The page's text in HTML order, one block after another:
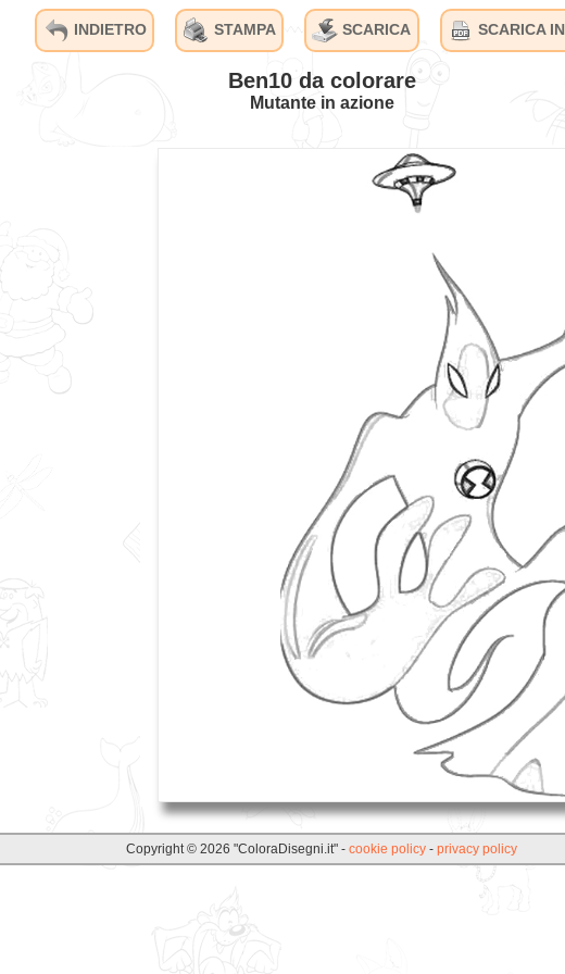
INDIETRO STAMPA SCARICA SCARICA
Ben10 da colorare
Mutante in azione
Copyright © 2026 "ColoraDisegni.it" - cookie policy - privacy policy